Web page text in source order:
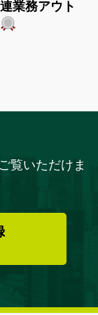
業務アウト
覧いただけま